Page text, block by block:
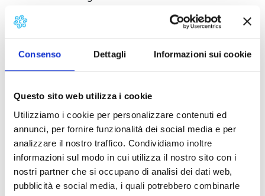
Consenso Dettagli Informazioni sui cookie
Questo sito web utilizza i cookie
Utilizziamo i cookie per personalizzare contenuti ed
annunci, per fornire funzionalità dei social media e per
analizzare il nostro traffico. Condividiamo inoltre
informazioni sul modo in cui utilizza il nostro sito con i
nostri partner che si occupano di analisi dei dati web,
pubblicità e social media, i quali potrebbero combinarle
Ludovico Ariosto
, Governatore della Garfagnana nel
XVI secolo, ebbe rapporti "vivaci" con i garfagnini, che
lo apprezzarono però sempre come grande poeta.
briganti dell'Appennino.
Cosa si mangia:
Alla porta del ponte: pan scuro abbrusticato cum lardo
et herbe odorose, crostoni cum olive et cepòle trite.
Al Belvedere: menestra de tajerini cum fagioli rosci o
suppa de farro cum herbe silvestri et olio delicatissimo.
Nel cortile del palazzo: porca a lo foco ardente cum